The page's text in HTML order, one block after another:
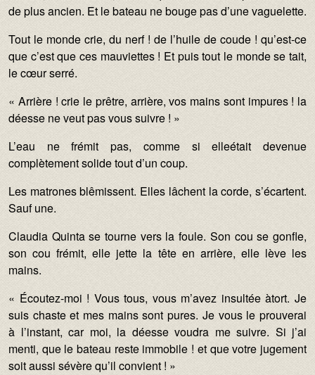
de plus ancien. Et le bateau ne bouge pas d’une vaguelette.
Tout le monde crie, du nerf ! de l’huile de coude ! qu’est-ce
que c’est que ces mauviettes ! Et puis tout le monde se tait,
le cœur serré.
« Arrière ! crie le prêtre, arrière, vos mains sont impures ! la
déesse ne veut pas vous suivre ! »
L’eau ne frémit pas, comme si elleétait devenue
complètement solide tout d’un coup.
Les matrones blêmissent. Elles lâchent la corde, s’écartent.
Sauf une.
Claudia Quinta se tourne vers la foule. Son cou se gonfle,
son cou frémit, elle jette la tête en arrière, elle lève les
mains.
« Écoutez-moi ! Vous tous, vous m’avez insultée àtort. Je
suis chaste et mes mains sont pures. Je vous le prouverai
à l’instant, car moi, la déesse voudra me suivre. Si j’ai
menti, que le bateau reste immobile ! et que votre jugement
soit aussi sévère qu’il convient ! »